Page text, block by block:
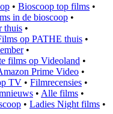
• Bioscoop top films •
in de bioscoop •
thuis •
op PATHE thuis •
•
films op Videoland •
Prime Video •
TV • Filmrecensies •
• Alle films •
• Ladies Night films •